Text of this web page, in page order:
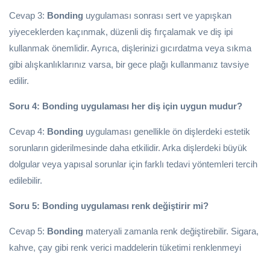
Cevap 3: Bonding uygulaması sonrası sert ve yapışkan
yiyeceklerden kaçınmak, düzenli diş fırçalamak ve diş ipi
kullanmak önemlidir. Ayrıca, dişlerinizi gıcırdatma veya sıkma
gibi alışkanlıklarınız varsa, bir gece plağı kullanmanız tavsiye
edilir.
Soru 4: Bonding uygulaması her diş için uygun mudur?
Cevap 4: Bonding uygulaması genellikle ön dişlerdeki estetik
sorunların giderilmesinde daha etkilidir. Arka dişlerdeki büyük
dolgular veya yapısal sorunlar için farklı tedavi yöntemleri tercih
edilebilir.
Soru 5: Bonding uygulaması renk değiştirir mi?
Cevap 5: Bonding materyali zamanla renk değiştirebilir. Sigara,
kahve, çay gibi renk verici maddelerin tüketimi renklenmeyi